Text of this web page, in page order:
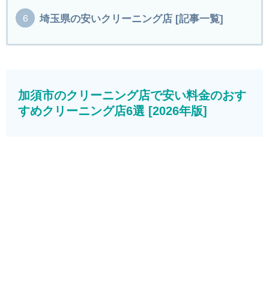
埼玉県の安いクリーニング店 [記事一覧]
加須市のクリーニング店で安い料金のおす
すめクリーニング店6選 [2026年版]